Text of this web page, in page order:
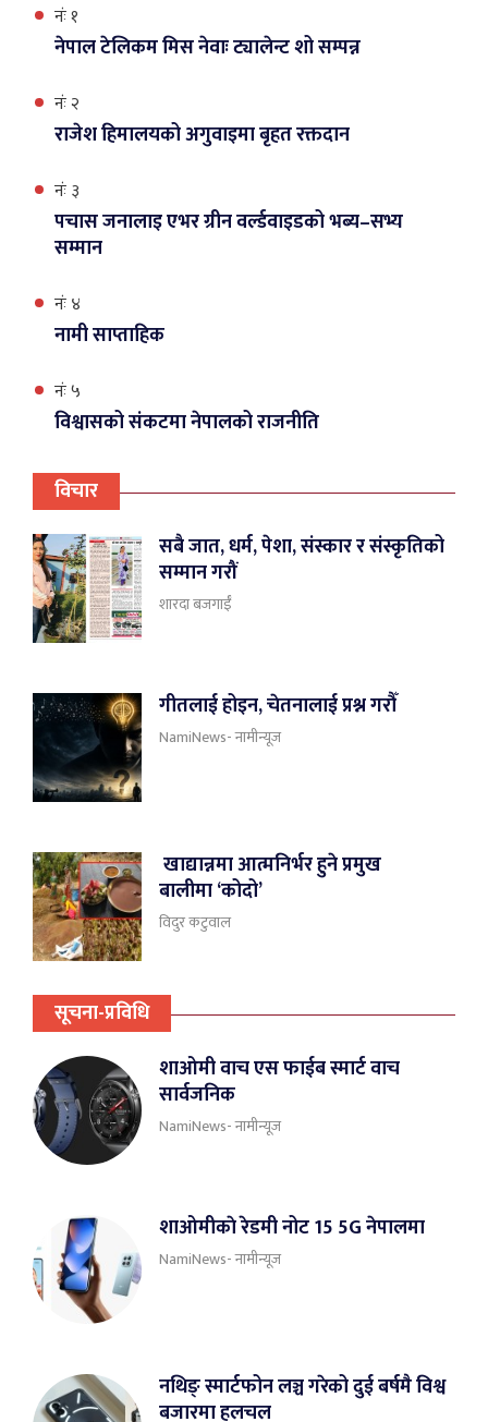
नंः १
नेपाल टेलिकम मिस नेवाः ट्यालेन्ट शो सम्पन्न
नंः २
राजेश हिमालयको अगुवाइमा बृहत रक्तदान
नंः ३
पचास जनालाइ एभर ग्रीन वर्ल्डवाइडको भब्य–सभ्य
सम्मान
नंः ४
नामी साप्ताहिक
नंः ५
विश्वासको संकटमा नेपालको राजनीति
विचार
सबै जात, धर्म, पेशा, संस्कार र संस्कृतिको
सम्मान गरौं
शारदा बजगाईँ
गीतलाई होइन, चेतनालाई प्रश्न गरौँ
NamiNews- नामीन्यूज
खाद्यान्नमा आत्मनिर्भर हुने प्रमुख
बालीमा ‘कोदो’
विदुर कटुवाल
सूचना-प्रविधि
शाओमी वाच एस फाईब स्मार्ट वाच
सार्वजनिक
NamiNews- नामीन्यूज
शाओमीकाे रेडमी नोट 15 5G नेपालमा
NamiNews- नामीन्यूज
नथिङ् स्मार्टफोन लञ्च गरेको दुई बर्षमै विश्व
बजारमा हलचल